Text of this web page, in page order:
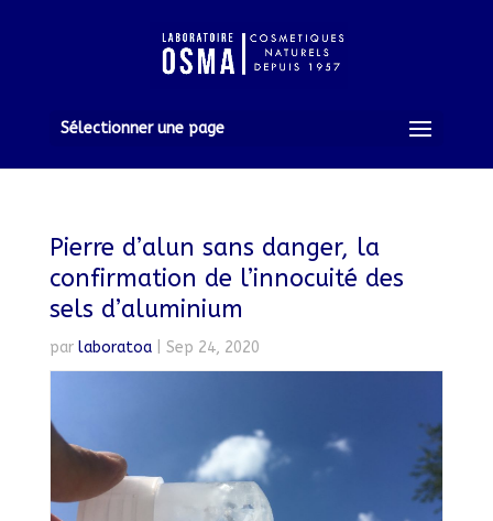
Sélectionner une page
Pierre d’alun sans danger, la
confirmation de l’innocuité des
sels d’aluminium
par laboratoa| Sep 24, 2020